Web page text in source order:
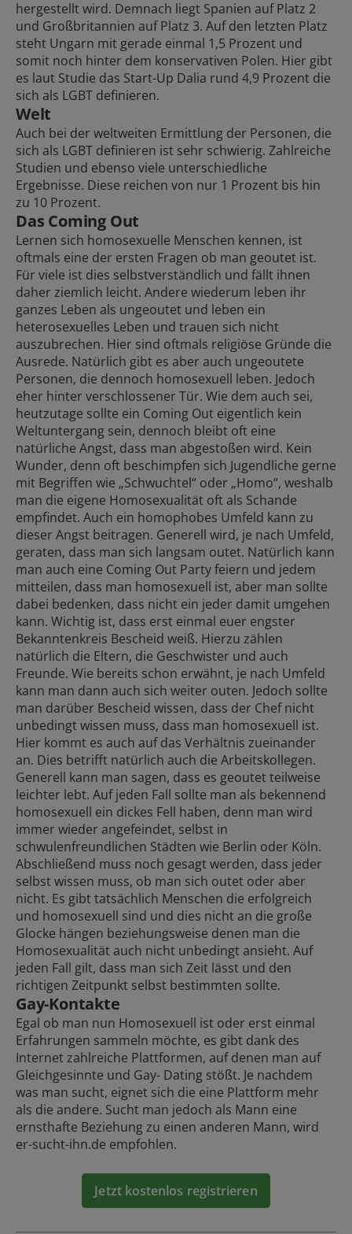
hergestellt wird. Demnach liegt Spanien auf Platz 2
und Großbritannien auf Platz 3. Auf den letzten Platz
steht Ungarn mit gerade einmal 1,5 Prozent und
somit noch hinter dem konservativen Polen. Hier gibt
es laut Studie das Start-Up Dalia rund 4,9 Prozent die
sich als LGBT definieren.
Welt
Auch bei der weltweiten Ermittlung der Personen, die
sich als LGBT definieren ist sehr schwierig. Zahlreiche
Studien und ebenso viele unterschiedliche
Ergebnisse. Diese reichen von nur 1 Prozent bis hin
zu 10 Prozent.
Das Coming Out
Lernen sich homosexuelle Menschen kennen, ist
oftmals eine der ersten Fragen ob man geoutet ist.
Für viele ist dies selbstverständlich und fällt ihnen
daher ziemlich leicht. Andere wiederum leben ihr
ganzes Leben als ungeoutet und leben ein
heterosexuelles Leben und trauen sich nicht
auszubrechen. Hier sind oftmals religiöse Gründe die
Ausrede. Natürlich gibt es aber auch ungeoutete
Personen, die dennoch homosexuell leben. Jedoch
eher hinter verschlossener Tür. Wie dem auch sei,
heutzutage sollte ein Coming Out eigentlich kein
Weltuntergang sein, dennoch bleibt oft eine
natürliche Angst, dass man abgestoßen wird. Kein
Wunder, denn oft beschimpfen sich Jugendliche gerne
mit Begriffen wie „Schwuchtel“ oder „Homo“, weshalb
man die eigene Homosexualität oft als Schande
empfindet. Auch ein homophobes Umfeld kann zu
dieser Angst beitragen. Generell wird, je nach Umfeld,
geraten, dass man sich langsam outet. Natürlich kann
man auch eine Coming Out Party feiern und jedem
mitteilen, dass man homosexuell ist, aber man sollte
dabei bedenken, dass nicht ein jeder damit umgehen
kann. Wichtig ist, dass erst einmal euer engster
Bekanntenkreis Bescheid weiß. Hierzu zählen
natürlich die Eltern, die Geschwister und auch
Freunde. Wie bereits schon erwähnt, je nach Umfeld
kann man dann auch sich weiter outen. Jedoch sollte
man darüber Bescheid wissen, dass der Chef nicht
unbedingt wissen muss, dass man homosexuell ist.
Hier kommt es auch auf das Verhältnis zueinander
an. Dies betrifft natürlich auch die Arbeitskollegen.
Generell kann man sagen, dass es geoutet teilweise
leichter lebt. Auf jeden Fall sollte man als bekennend
homosexuell ein dickes Fell haben, denn man wird
immer wieder angefeindet, selbst in
schwulenfreundlichen Städten wie Berlin oder Köln.
Abschließend muss noch gesagt werden, dass jeder
selbst wissen muss, ob man sich outet oder aber
nicht. Es gibt tatsächlich Menschen die erfolgreich
und homosexuell sind und dies nicht an die große
Glocke hängen beziehungsweise denen man die
Homosexualität auch nicht unbedingt ansieht. Auf
jeden Fall gilt, dass man sich Zeit lässt und den
richtigen Zeitpunkt selbst bestimmten sollte.
Gay-Kontakte
Egal ob man nun Homosexuell ist oder erst einmal
Erfahrungen sammeln möchte, es gibt dank des
Internet zahlreiche Plattformen, auf denen man auf
Gleichgesinnte und Gay- Dating stößt. Je nachdem
was man sucht, eignet sich die eine Plattform mehr
als die andere. Sucht man jedoch als Mann eine
ernsthafte Beziehung zu einen anderen Mann, wird
er-sucht-ihn.de empfohlen.
Jetzt kostenlos registrieren